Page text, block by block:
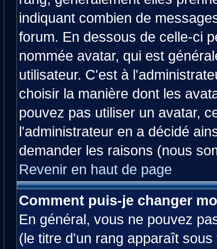
indiquant combien de
forum. En dessous de celle-ci
nommée avatar, qui est
utilisateur. C'est à
choisir la manière dont les
pouvez pas utiliser un avatar,
l'administrateur en a décidé
demander les raisons (nous
Revenir en haut de page
Comment puis-je changer
En général, vous ne pouvez
(le titre d'un rang apparaît